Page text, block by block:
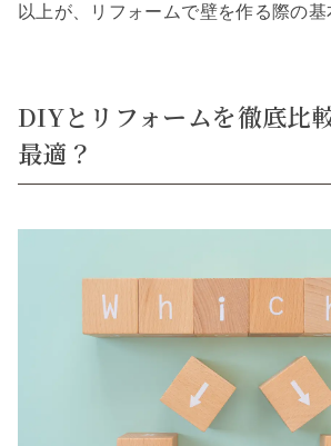
以上が、リフォームで壁を作る際の基
DIYとリフォームを徹底比
最適？